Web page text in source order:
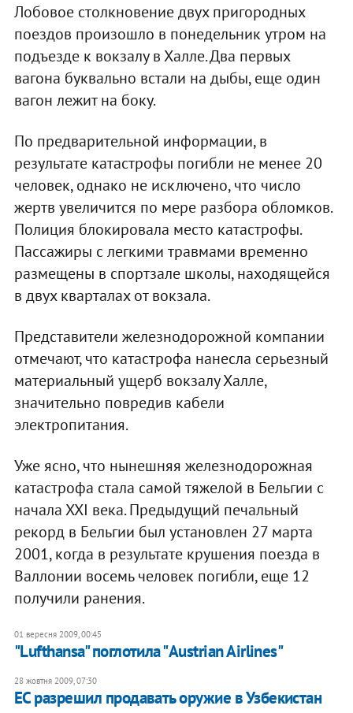
Лобовое столкновение двух пригородных
поездов произошло в понедельник утром на
подъезде к вокзалу в Халле. Два первых
вагона буквально встали на дыбы, еще один
вагон лежит на боку.
По предварительной информации, в
результате катастрофы погибли не менее 20
человек, однако не исключено, что число
жертв увеличится по мере разбора обломков.
Полиция блокировала место катастрофы.
Пассажиры с легкими травмами временно
размещены в спортзале школы, находящейся
в двух кварталах от вокзала.
Представители железнодорожной компании
отмечают, что катастрофа нанесла серьезный
материальный ущерб вокзалу Халле,
значительно повредив кабели
электропитания.
Уже ясно, что нынешняя железнодорожная
катастрофа стала самой тяжелой в Бельгии с
начала ХХI века. Предыдущий печальный
рекорд в Бельгии был установлен 27 марта
2001, когда в результате крушения поезда в
Валлонии восемь человек погибли, еще 12
получили ранения.
01 вересня 2009, 00:45
"Lufthansa" поглотила "Austrian Airlines"
28 жовтня 2009, 07:30
ЕС разрешил продавать оружие в Узбекистан